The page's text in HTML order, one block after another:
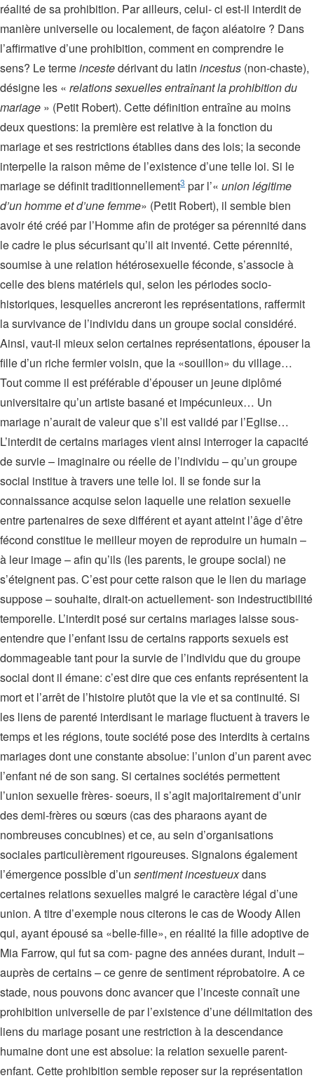
réalité de sa prohibition. Par ailleurs, celui- ci est-il interdit de
manière universelle ou localement, de façon aléatoire ? Dans
l’affirmative d’une prohibition, comment en comprendre le
sens? Le termeincestedérivant du latin incestus (non-chaste),
désigne les « relations sexuelles entraînant la prohibition du
mariage » (Petit Robert). Cette définition entraîne au moins
deux questions: la première est relative à la fonction du
mariage et ses restrictions établies dans des lois; la seconde
interpelle la raison même de l’existence d’une telle loi. Si le
mariage se définit traditionnellement3 par l’« union légitime
d’un homme et d’une femme» (Petit Robert), il semble bien
avoir été créé par l’Homme afin de protéger sa pérennité dans
le cadre le plus sécurisant qu’il ait inventé. Cette pérennité,
soumise à une relation hétérosexuelle féconde, s’associe à
celle des biens matériels qui, selon les périodes socio-
historiques, lesquelles ancreront les représentations, raffermit
la survivance de l’individu dans un groupe social considéré.
Ainsi, vaut-il mieux selon certaines représentations, épouser la
fille d’un riche fermier voisin, que la «souillon» du village…
Tout comme il est préférable d’épouser un jeune diplômé
universitaire qu’un artiste basané et impécunieux… Un
mariage n’aurait de valeur que s’il est validé par l’Eglise…
L’interdit de certains mariages vient ainsi interroger la capacité
de survie – imaginaire ou réelle de l’individu – qu’un groupe
social institue à travers une telle loi. Il se fonde sur la
connaissance acquise selon laquelle une relation sexuelle
entre partenaires de sexe différent et ayant atteint l’âge d’être
fécond constitue le meilleur moyen de reproduire un humain –
à leur image – afin qu’ils (les parents, le groupe social) ne
s’éteignent pas. C’est pour cette raison que le lien du mariage
suppose – souhaite, dirait-on actuellement- son indestructibilité
temporelle. L’interdit posé sur certains mariages laisse sous-
entendre que l’enfant issu de certains rapports sexuels est
dommageable tant pour la survie de l’individu que du groupe
social dont il émane: c’est dire que ces enfants représentent la
mort et l’arrêt de l’histoire plutôt que la vie et sa continuité. Si
les liens de parenté interdisant le mariage fluctuent à travers le
temps et les régions, toute société pose des interdits à certains
mariages dont une constante absolue: l’union d’un parent avec
l’enfant né de son sang. Si certaines sociétés permettent
l’union sexuelle frères- soeurs, il s’agit majoritairement d’unir
des demi-frères ou sœurs (cas des pharaons ayant de
nombreuses concubines) et ce, au sein d’organisations
sociales particulièrement rigoureuses. Signalons également
l’émergence possible d’un sentiment incestueuxdans
certaines relations sexuelles malgré le caractère légal d’une
union. A titre d’exemple nous citerons le cas de Woody Allen
qui, ayant épousé sa «belle-fille», en réalité la fille adoptive de
Mia Farrow, qui fut sa com- pagne des années durant, induit –
auprès de certains – ce genre de sentiment réprobatoire. A ce
stade, nous pouvons donc avancer que l’inceste connaît une
prohibition universelle de par l’existence d’une délimitation des
liens du mariage posant une restriction à la descendance
humaine dont une est absolue: la relation sexuelle parent-
enfant. Cette prohibition semble reposer sur la représentation